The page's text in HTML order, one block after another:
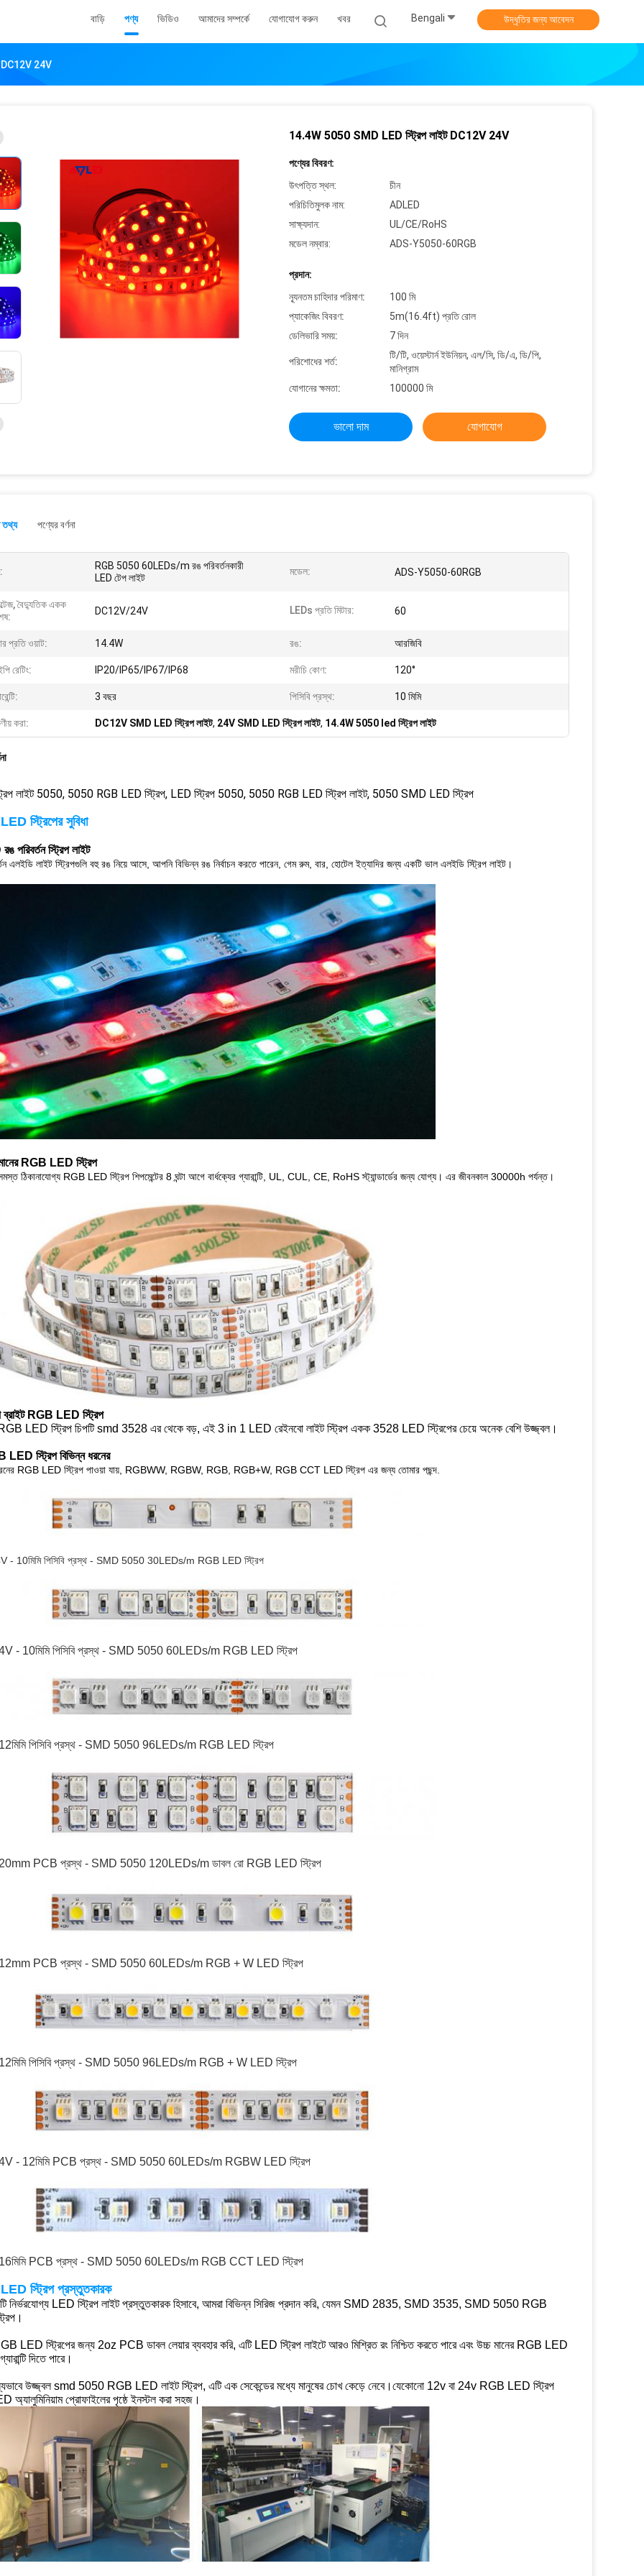
বাড়ি পণ্য ভিডিও আমাদের সম্পর্কে যোগাযোগ করুন খবর Bengali উদ্ধৃতির জন্য আবেদন
DC12V 24V
14.4W 5050 SMD LED স্ট্রিপ লাইট DC12V 24V
পণ্যের বিবরণ:
উৎপত্তি স্থল:
চীন
পরিচিতিমুলক নাম:
ADLED
সাক্ষ্যদান:
UL/CE/RoHS
মডেল নম্বার:
ADS-Y5050-60RGB
প্রদান:
ন্যূনতম চাহিদার পরিমাণ:
100 মি
প্যাকেজিং বিবরণ:
5m(16.4ft) প্রতি রোল
ডেলিভারি সময়:
7 দিন
পরিশোধের শর্ত:
টি/টি, ওয়েস্টার্ন ইউনিয়ন, এল/সি, ডি/এ, ডি/পি,
মানিগ্রাম
যোগানের ক্ষমতা:
100000 মি
ভালো দাম যোগাযোগ
তথ্য পণ্যের বর্ণনা
RGB 5050 60LEDs/m রঙ পরিবর্তনকারী
LED টেপ লাইট
মডেল: ADS-Y5050-60RGB
বৈদ্যুতিক একক
DC12V/24V LEDs প্রতি মিটার: 60
প্রতি ওয়াট: 14.4W রঙ: আরজিবি
রেটিং: IP20/IP65/IP67/IP68 মরীচি কোণ: 120°
3 বছর পিসিবি প্রস্থ: 10 মিমি
করা: DC12V SMD LED স্ট্রিপ লাইট, 24V SMD LED স্ট্রিপ লাইট, 14.4W 5050 led স্ট্রিপ লাইট
লাইট 5050, 5050 RGB LED স্ট্রিপ, LED স্ট্রিপ 5050, 5050 RGB LED স্ট্রিপ লাইট, 5050 SMD LED স্ট্রিপ
স্ট্রিপের সুবিধা
পরিবর্তন স্ট্রিপ লাইট
এলইডি লাইট স্ট্রিপগুলি বহু রঙ নিয়ে আসে, আপনি বিভিন্ন রঙ নির্বাচন করতে পারেন, গেম রুম, বার, হোটেল ইত্যাদির জন্য একটি ভাল এলইডি স্ট্রিপ লাইট।
RGB LED স্ট্রিপ
ঠিকানাযোগ্য RGB LED স্ট্রিপ শিপমেন্টের 8 ঘন্টা আগে বার্ধক্যের গ্যারান্টি, UL, CUL, CE, RoHS স্ট্যান্ডার্ডের জন্য যোগ্য। এর জীবনকাল 30000h পর্যন্ত।
ব্রাইট RGB LED স্ট্রিপ
LED স্ট্রিপ চিপটি smd 3528 এর থেকে বড়, এই 3 in 1 LED রেইনবো লাইট স্ট্রিপ একক 3528 LED স্ট্রিপের চেয়ে অনেক বেশি উজ্জ্বল।
স্ট্রিপ বিভিন্ন ধরনের
RGB LED স্ট্রিপ পাওয়া যায়, RGBWW, RGBW, RGB, RGB+W, RGB CCT LED স্ট্রিপ এর জন্য তোমার পছন্দ.
- 10মিমি পিসিবি প্রস্থ - SMD 5050 30LEDs/m RGB LED স্ট্রিপ
- 10মিমি পিসিবি প্রস্থ - SMD 5050 60LEDs/m RGB LED স্ট্রিপ
মিমি পিসিবি প্রস্থ - SMD 5050 96LEDs/m RGB LED স্ট্রিপ
mm PCB প্রস্থ - SMD 5050 120LEDs/m ডাবল রো RGB LED স্ট্রিপ
PCB প্রস্থ - SMD 5050 60LEDs/m RGB + W LED স্ট্রিপ
মিমি পিসিবি প্রস্থ - SMD 5050 96LEDs/m RGB + W LED স্ট্রিপ
- 12মিমি PCB প্রস্থ - SMD 5050 60LEDs/m RGBW LED স্ট্রিপ
মিমি PCB প্রস্থ - SMD 5050 60LEDs/m RGB CCT LED স্ট্রিপ
স্ট্রিপ প্রস্তুতকারক
নির্ভরযোগ্য LED স্ট্রিপ লাইট প্রস্তুতকারক হিসাবে, আমরা বিভিন্ন সিরিজ প্রদান করি, যেমন SMD 2835, SMD 3535, SMD 5050 RGB
LED স্ট্রিপের জন্য 2oz PCB ডাবল লেয়ার ব্যবহার করি, এটি LED স্ট্রিপ লাইটে আরও মিশ্রিত রং নিশ্চিত করতে পারে এবং উচ্চ মানের RGB LED
দিতে পারে।
উজ্জ্বল smd 5050 RGB LED লাইট স্ট্রিপ, এটি এক সেকেন্ডের মধ্যে মানুষের চোখ কেড়ে নেবে।যেকোনো 12v বা 24v RGB LED স্ট্রিপ
অ্যালুমিনিয়াম প্রোফাইলের পৃষ্ঠে ইনস্টল করা সহজ।